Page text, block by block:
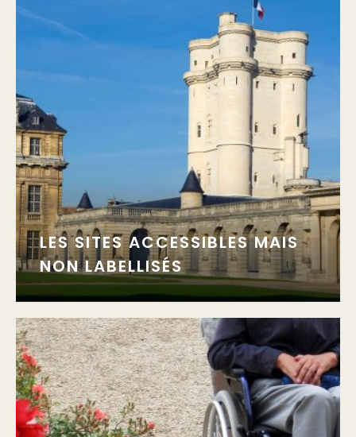
LES SITES ACCESSIBLES MAIS
NON LABELLISÉS